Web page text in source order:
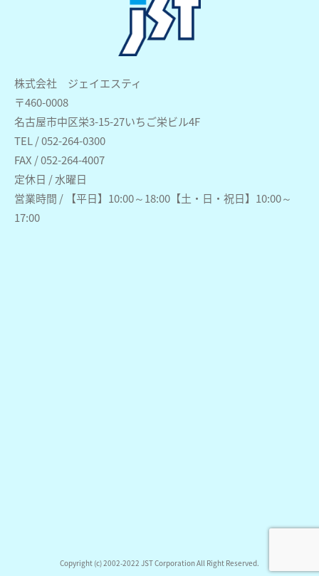
株式会社 ジェイエスティ
〒460-0008
名古屋市中区栄3-15-27いちご栄ビル4F
TEL / 052-264-0300
FAX / 052-264-4007
定休日 / 水曜日
営業時間 / 【平日】10:00～18:00【土・日・祝日】10:00～
17:00
Copyright (c) 2002-2022 JST Corporation All Right Reserved.